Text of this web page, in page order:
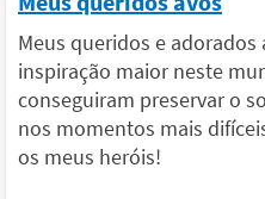
Meus queridos e
inspiração maior neste
conseguiram preservar o
nos momentos mais
os meus heróis!